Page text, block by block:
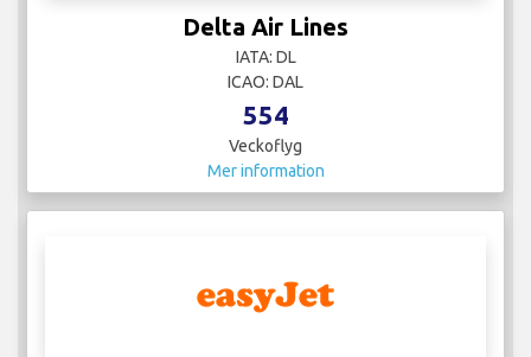
Delta Air Lines
IATA: DL
ICAO: DAL
554
Veckoflyg
Mer information